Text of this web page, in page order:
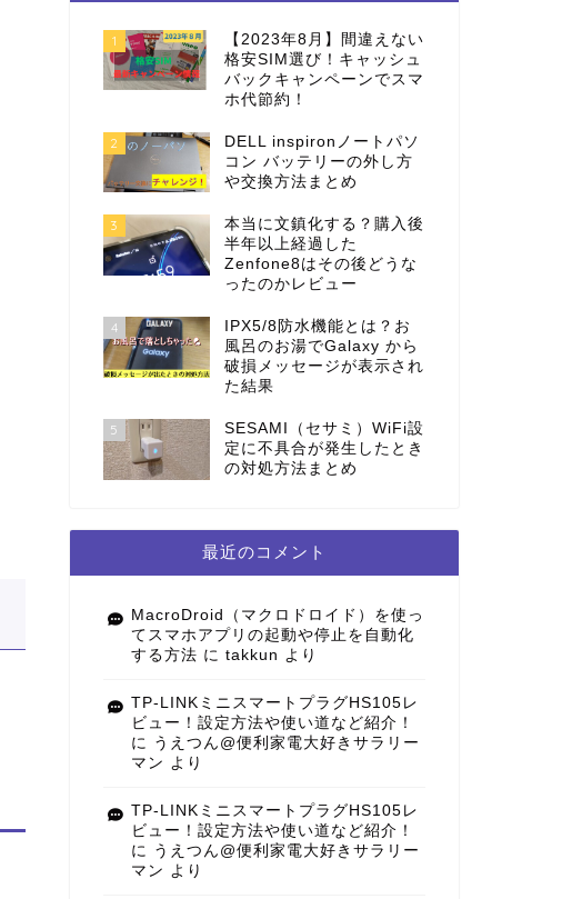
1
【2023年8月】間違えない
格安SIM選び！キャッシュ
バックキャンペーンでスマ
ホ代節約！
2
DELL inspironノートパソ
コン バッテリーの外し方
や交換方法まとめ
3
本当に文鎮化する？購入後
半年以上経過した
Zenfone8はその後どうな
ったのかレビュー
4
IPX5/8防水機能とは？お
風呂のお湯でGalaxy から
破損メッセージが表示され
た結果
5
SESAMI（セサミ）WiFi設
定に不具合が発生したとき
の対処方法まとめ
最近のコメント
MacroDroid（マクロドロイド）を使っ
てスマホアプリの起動や停止を自動化
する方法 に takkun より
TP-LINKミニスマートプラグHS105レ
ビュー！設定方法や使い道など紹介！
に
うえつん@便利家電大好きサラリー
マン より
TP-LINKミニスマートプラグHS105レ
ビュー！設定方法や使い道など紹介！
に
うえつん@便利家電大好きサラリー
マン より